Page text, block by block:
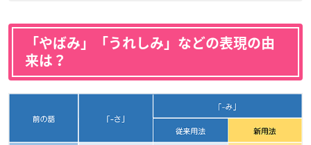
「やばみ」「うれしみ」などの表現の由
来は？